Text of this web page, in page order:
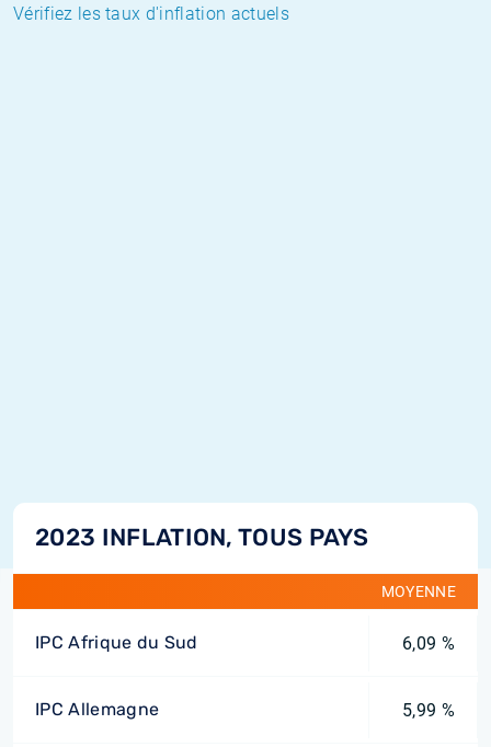
Vérifiez les taux d'inflation actuels
2023 INFLATION, TOUS PAYS
MOYENNE
IPC Afrique du Sud 6,09 %
IPC Allemagne 5,99 %